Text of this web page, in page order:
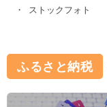
ストックフォト
ふるさと納税